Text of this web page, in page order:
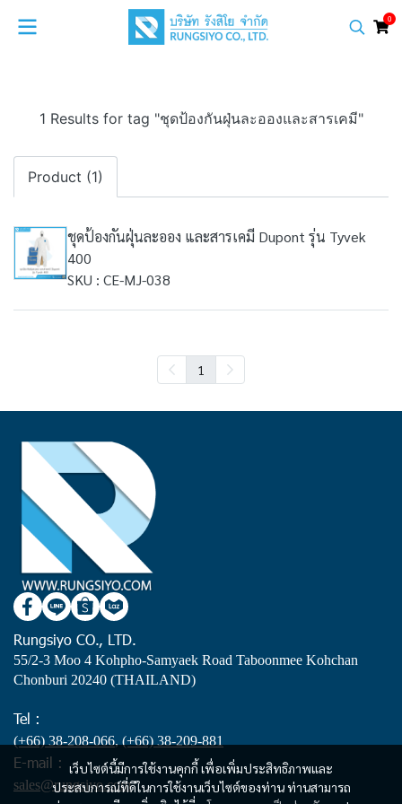
0
1 Results for tag "ชุดป้องกันฝุ่นละอองและสารเคมี"
Product (1)
ชุดป้องกันฝุ่นละออง และสารเคมี Dupont รุ่น Tyvek
400
SKU : CE-MJ-038
1
เว็บไซต์นี้มีการใช้งานคุกกี้ เพื่อเพิ่มประสิทธิภาพและ
ประสบการณ์ที่ดีในการใช้งานเว็บไซต์ของท่าน ท่านสามารถ
Rungsiyo CO., LTD.
55/2-3 Moo 4 Kohpho-Samyaek Road Taboonmee Kohchan
Chonburi 20240 (THAILAND)
Tel :
(+66) 38-208-066, (+66) 38-209-881
E-mail :
sales@rungsiyo.com